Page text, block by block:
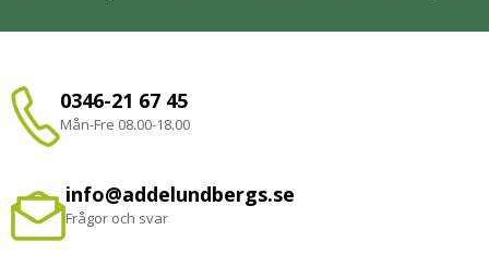
0346-21 67 45
Mån-Fre 08.00-18.00
info@addelundbergs.se
Frågor och svar